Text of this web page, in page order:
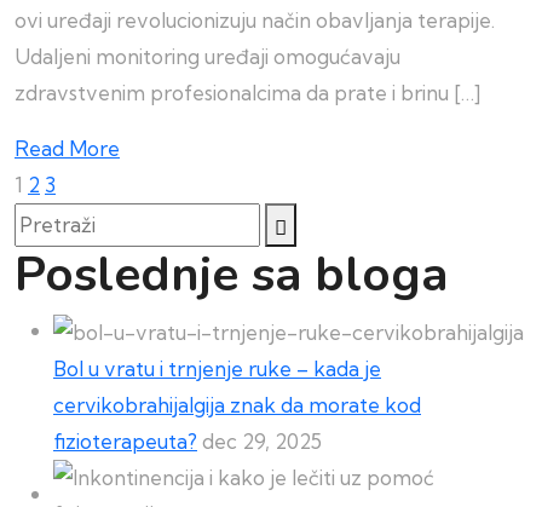
ovi uređaji revolucionizuju način obavljanja terapije.
Udaljeni monitoring uređaji omogućavaju
zdravstvenim profesionalcima da prate i brinu […]
Read More
Paginacija
članaka
1 2 3
Pretraži
Poslednje sa bloga
Bol u vratu i trnjenje ruke – kada je
cervikobrahijalgija znak da morate kod
fizioterapeuta? dec 29, 2025